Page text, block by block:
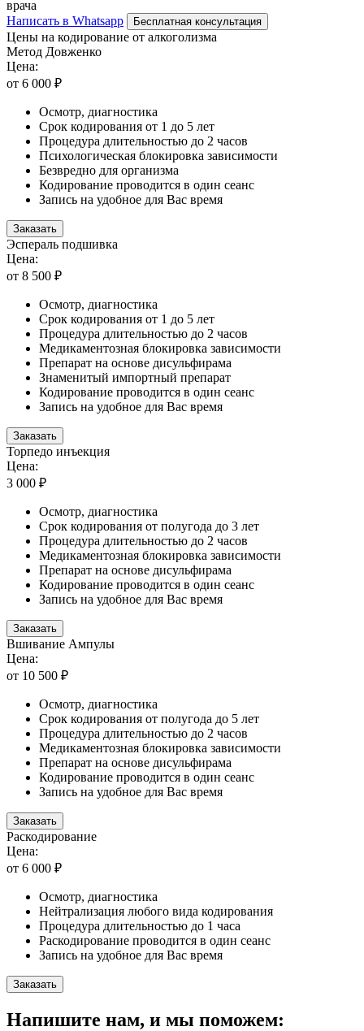
врача
Написать в Whatsapp
Бесплатная консультация
Цены на кодирование от алкоголизма
Метод Довженко
Цена:
от 6 000 ₽
Осмотр, диагностика
Срок кодирования от 1 до 5 лет
Процедура длительностью до 2 часов
Психологическая блокировка зависимости
Безвредно для организма
Кодирование проводится в один сеанс
Запись на удобное для Вас время
Заказать
Эспераль подшивка
Цена:
от 8 500 ₽
Осмотр, диагностика
Срок кодирования от 1 до 5 лет
Процедура длительностью до 2 часов
Медикаментозная блокировка зависимости
Препарат на основе дисульфирама
Знаменитый импортный препарат
Кодирование проводится в один сеанс
Запись на удобное для Вас время
Заказать
Торпедо инъекция
Цена:
3 000 ₽
Осмотр, диагностика
Срок кодирования от полугода до 3 лет
Процедура длительностью до 2 часов
Медикаментозная блокировка зависимости
Препарат на основе дисульфирама
Кодирование проводится в один сеанс
Запись на удобное для Вас время
Заказать
Вшивание Ампулы
Цена:
от 10 500 ₽
Осмотр, диагностика
Срок кодирования от полугода до 5 лет
Процедура длительностью до 2 часов
Медикаментозная блокировка зависимости
Препарат на основе дисульфирама
Кодирование проводится в один сеанс
Запись на удобное для Вас время
Заказать
Раскодирование
Цена:
от 6 000 ₽
Осмотр, диагностика
Нейтрализация любого вида кодирования
Процедура длительностью до 1 часа
Раскодирование проводится в один сеанс
Запись на удобное для Вас время
Заказать
Напишите нам, и мы поможем: